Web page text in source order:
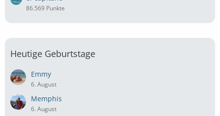
86.569 Punkte
Heutige Geburtstage
Emmy
6. August
Memphis
6. August